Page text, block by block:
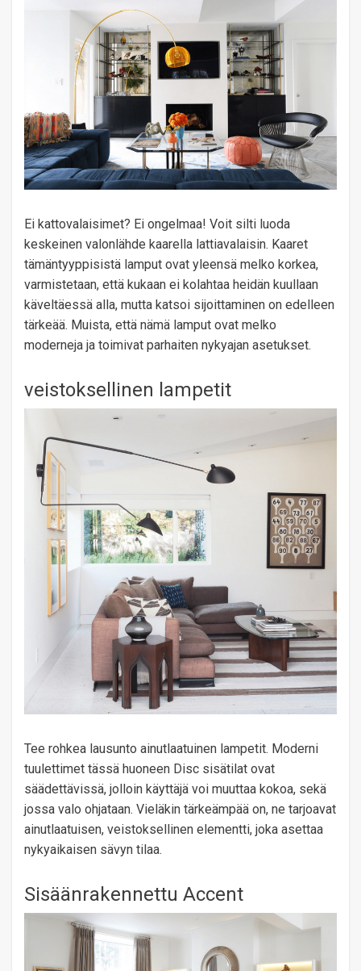
Ei kattovalaisimet? Ei ongelmaa! Voit silti luoda
keskeinen valonlähde kaarella lattiavalaisin. Kaaret
tämäntyyppisistä lamput ovat yleensä melko korkea,
varmistetaan, että kukaan ei kolahtaa heidän kuullaan
käveltäessä alla, mutta katsoi sijoittaminen on edelleen
tärkeää. Muista, että nämä lamput ovat melko
moderneja ja toimivat parhaiten nykyajan asetukset.
veistoksellinen lampetit
Tee rohkea lausunto ainutlaatuinen lampetit. Moderni
tuulettimet tässä huoneen Disc sisätilat ovat
säädettävissä, jolloin käyttäjä voi muuttaa kokoa, sekä
jossa valo ohjataan. Vieläkin tärkeämpää on, ne tarjoavat
ainutlaatuisen, veistoksellinen elementti, joka asettaa
nykyaikaisen sävyn tilaa.
Sisäänrakennettu Accent